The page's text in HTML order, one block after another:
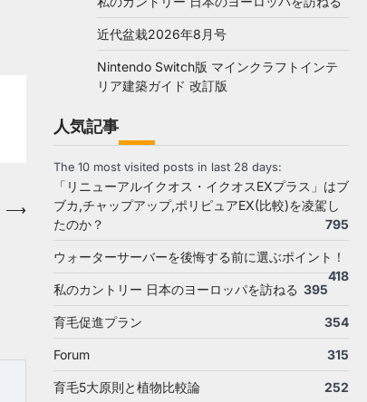
⟶
近代盆栽2026年8月号
Nintendo Switch版 マインクラフトインテ
リア建築ガイド 改訂版
人気記事
The 10 most visited posts in last 28 days:
「リニューアルイクオス・イクオスEXプラス」はブ
ブカ,チャップアップ,ポリピュアEX(比較)を凌駕し
たのか？
795
ウォーターサーバーを後悔する前に選ぶポイント！
418
私のカントリー 日本のヨーロッパを訪ねる 395
育毛促進プラン 354
Forum 315
育毛5大原則と植物比較論 252